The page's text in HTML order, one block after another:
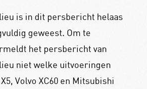
is in dit persbericht helaas
geweest. Om te
het persbericht van
niet welke uitvoeringen
Volvo XC60 en Mitsubishi